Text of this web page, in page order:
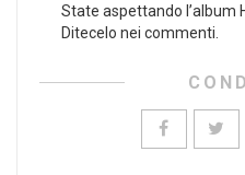
State aspettando l’album
Ditecelo nei commenti.